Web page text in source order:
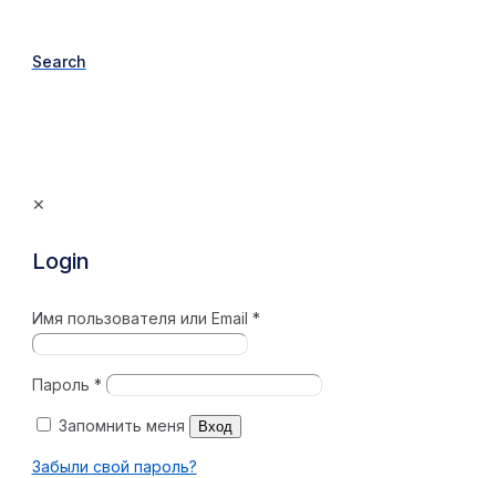
Search
✕
Login
Имя пользователя или Email *
Пароль *
Запомнить меня Вход
Забыли свой пароль?